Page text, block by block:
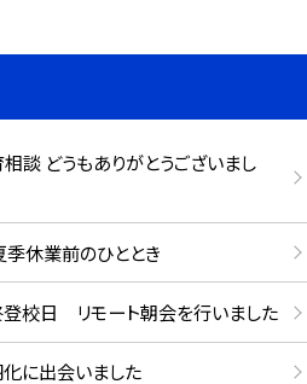
談 どうもありがとうございまし
季休業前のひととき
校日 リモート朝会を行いました
化に出会いました